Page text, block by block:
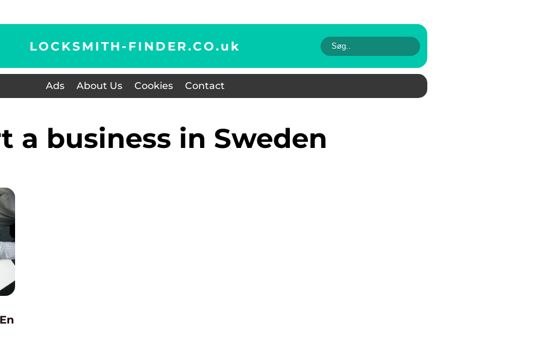
LOCKSMITH-FINDER.CO.uk
Ads About Us Cookies Contact
a business in Sweden